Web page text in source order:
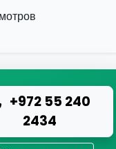
+972 55 240
2434